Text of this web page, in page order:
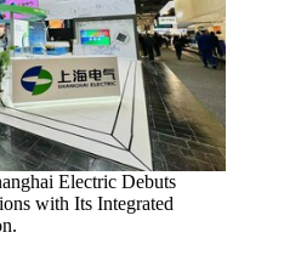
Electric Debuts
with Its Integrated